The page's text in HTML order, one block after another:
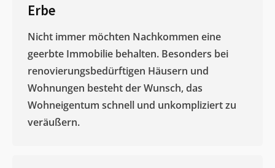
Erbe
Nicht immer möchten Nachkommen eine
geerbte Immobilie behalten. Besonders bei
renovierungsbedürftigen Häusern und
Wohnungen besteht der Wunsch, das
Wohneigentum schnell und unkompliziert zu
veräußern. ​